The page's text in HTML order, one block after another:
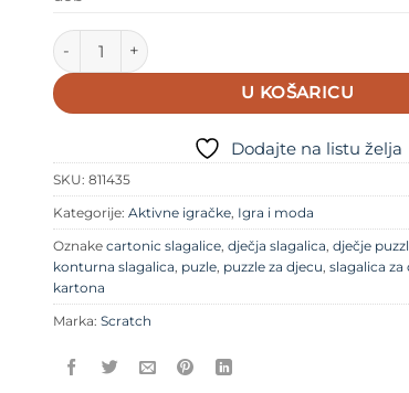
Scratch - konturne puzzle - Svemir količina
U KOŠARICU
Dodajte na listu želja
SKU: 811435
Kategorije: Aktivne igračke, Igra i moda
Oznake cartonic slagalice, dječja slagalica, dječje
konturna slagalica, puzle, puzzle za djecu, slagalica za
kartona
Marka: Scratch